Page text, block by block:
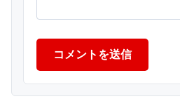
コメントを送信